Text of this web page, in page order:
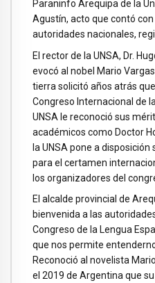
Paraninfo Arequipa de la
Agustín, acto que contó
autoridades nacionales,
El rector de la UNSA, Dr.
evocó al nobel Mario
tierra solicitó años atrás
Congreso Internacional de
UNSA le reconoció sus
académicos como Doctor
la UNSA pone a
para el certamen
los organizadores del
El alcalde provincial de
bienvenida a las
Congreso de la Lengua
que nos permite
Reconoció al novelista
el 2019 de Argentina que